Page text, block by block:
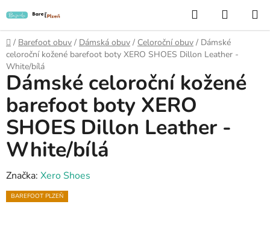
na
obsah
Hledat
KOŠÍK
Domů
/ Barefoot obuv / Dámská obuv / Celoroční obuv / Dámské
celoroční kožené barefoot boty XERO SHOES Dillon Leather -
White/bílá
Dámské celoroční kožené
barefoot boty XERO
SHOES Dillon Leather -
White/bílá
Značka: Xero Shoes
BAREFOOT PLZEŇ